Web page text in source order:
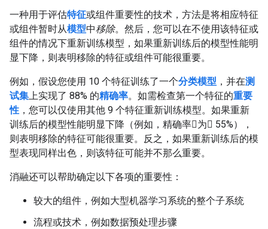
一种用于评估特征或组件重要性的技术，方法是将相应特征
或组件暂时从模型中移除。然后，您可以在不使用该特征或
组件的情况下重新训练模型，如果重新训练后的模型性能明
显下降，则表明移除的特征或组件可能很重要。
例如，假设您使用 10 个特征训练了一个分类模型 ，并在测
试集上实现了 88% 的精确率。如需检查第一个特征的重要
性 ，您可以仅使用其他 9 个特征重新训练模型。如果重新
训练后的模型性能明显下降（例如，精确率为 55%），
则表明移除的特征可能很重要。反之，如果重新训练后的模
型表现同样出色，则该特征可能并不那么重要。
消融还可以帮助确定以下各项的重要性：
较大的组件，例如大型机器学习系统的整个子系统
流程或技术，例如数据预处理步骤